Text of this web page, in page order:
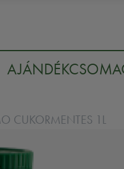
CUKORMENTES 1L